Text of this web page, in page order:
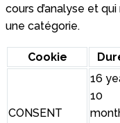
cours d’analyse et
une catégorie.
Cookie
CONSENT
16
10